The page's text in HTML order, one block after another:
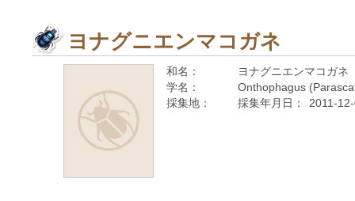
ヨナグニエンマコガネ
和名：
ヨナグニエンマコガネ
学名：
Onthophagus
採集地：
採集年月日： 2011-